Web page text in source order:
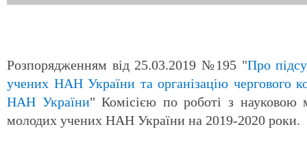
Розпорядженням від 25.03.2019 №195 "Про
учених НАН України та організацію чергового
НАН України" Комісією по роботі з
молодих учених НАН України на 2019-2020 роки.